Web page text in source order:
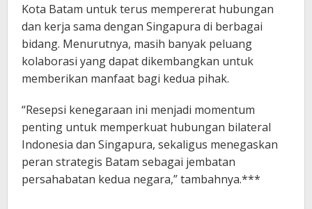
Kota Batam untuk terus mempererat hubungan
dan kerja sama dengan Singapura di berbagai
bidang. Menurutnya, masih banyak peluang
kolaborasi yang dapat dikembangkan untuk
memberikan manfaat bagi kedua pihak.
“Resepsi kenegaraan ini menjadi momentum
penting untuk memperkuat hubungan bilateral
Indonesia dan Singapura, sekaligus menegaskan
peran strategis Batam sebagai jembatan
persahabatan kedua negara,” tambahnya.***